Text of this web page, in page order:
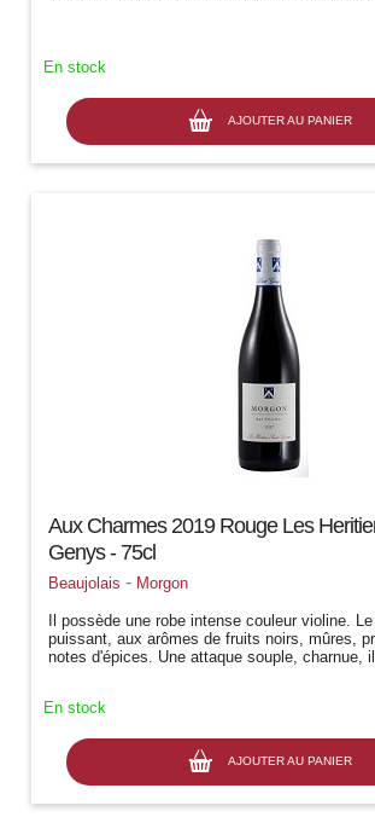
AJOUTER AU PANIER
En stock
Aux Charmes 2019 Rouge Les
Genys - 75cl
Beaujolais - Morgon
Il possède une robe intense couleur violine.
puissant, aux arômes de fruits noirs, mûres,
notes d'épices. Une attaque souple, charnue,
AJOUTER AU PANIER
En stock